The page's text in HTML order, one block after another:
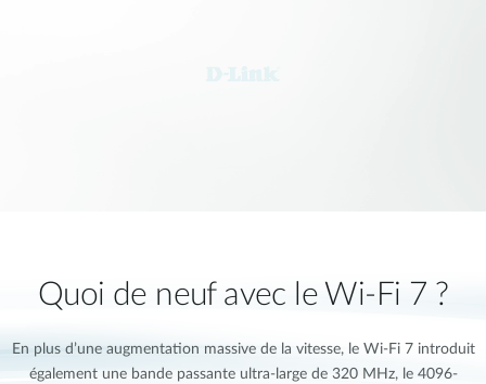
Quoi de neuf avec le Wi-Fi 7 ?
En plus d’une augmentation massive de la vitesse, le Wi-Fi 7 introduit
également une bande passante ultra-large de 320 MHz, le 4096-